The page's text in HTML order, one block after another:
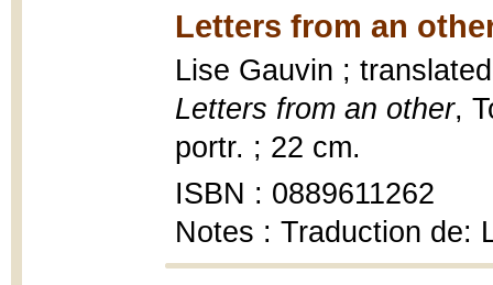
Letters from an
Lise Gauvin ;
Letters from an other,
portr. ; 22 cm.
ISBN : 0889611262
Notes : Traduction de: